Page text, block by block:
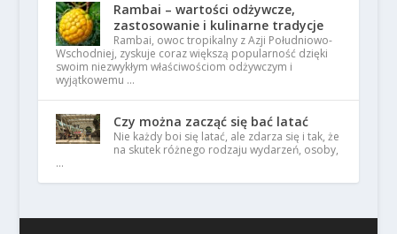
Rambai – wartości odżywcze,
zastosowanie i kulinarne tradycje
Rambai, owoc tropikalny z Azji Południowo-
Wschodniej, zyskuje coraz większą popularność dzięki
swoim niezwykłym właściwościom odżywczym i
wyjątkowemu …
Czy można zacząć się bać latać
Nie każdy boi się latać, ale zdarza się i tak, że
na skutek różnego rodzaju wydarzeń, osoby,
…